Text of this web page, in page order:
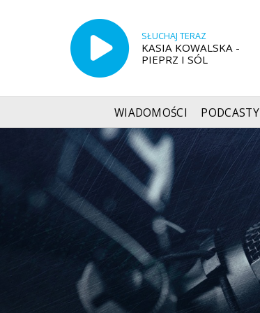
SŁUCHAJ TERAZ
KASIA KOWALSKA -
PIEPRZ I SÓL
WIADOMOŚCI PODCASTY